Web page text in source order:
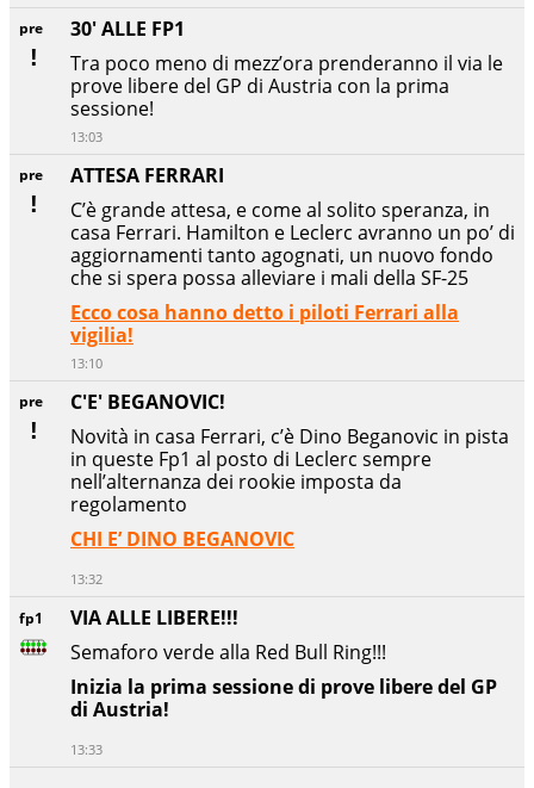
fp1
VIA ALLE LIBERE!!!
Semaforo verde alla Red Bull Ring!!!
Inizia la prima sessione di prove libere del GP
di Austria!
13:33
pre
C'E' BEGANOVIC!
Novità in casa Ferrari, c’è Dino Beganovic in pista
in queste Fp1 al posto di Leclerc sempre
nell’alternanza dei rookie imposta da
regolamento
CHI E’ DINO BEGANOVIC
13:32
pre
ATTESA FERRARI
C’è grande attesa, e come al solito speranza, in
casa Ferrari. Hamilton e Leclerc avranno un po’ di
aggiornamenti tanto agognati, un nuovo fondo
che si spera possa alleviare i mali della SF-25
Ecco cosa hanno detto i piloti Ferrari alla
vigilia!
13:10
pre
30' ALLE FP1
Tra poco meno di mezz’ora prenderanno il via le
prove libere del GP di Austria con la prima
sessione!
13:03